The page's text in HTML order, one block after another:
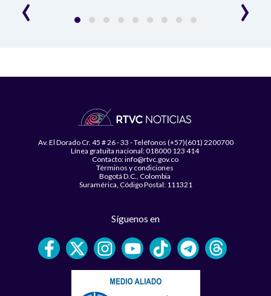
Av. El Dorado Cr. 45 # 26 - 33 - Teléfonos (+57)(601) 2200700
Línea gratuita nacional: 018000 123 414
Contacto: info@rtvc.gov.co
Términos y condiciones
Bogotá D.C., Colombia
Suramérica, Código Postal: 111321
Síguenos en